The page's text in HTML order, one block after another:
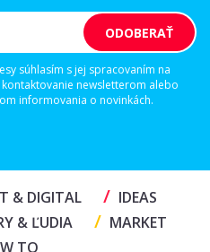
súhlasím s jej spracovaním na
newsletterom alebo
informovania o novinkách.
& DIGITAL / IDEAS
& ĽUDIA / MARKET
TO